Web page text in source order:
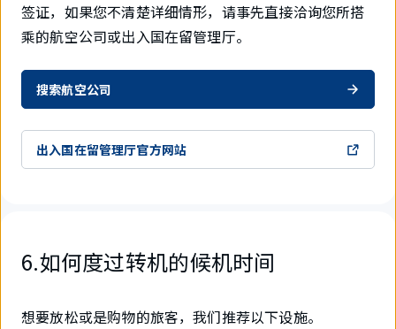
签证，如果您不清楚详细情形，请事先直接洽询您所搭
乘的航空公司或出入国在留管理厅。
搜索航空公司
出入国在留管理厅官方网站
6.如何度过转机的候机时间
想要放松或是购物的旅客，我们推荐以下设施。